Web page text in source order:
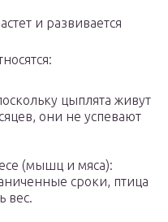
и развивается
цыплята живут
они не успевают
(мышц и мяса):
сроки, птица
вес.